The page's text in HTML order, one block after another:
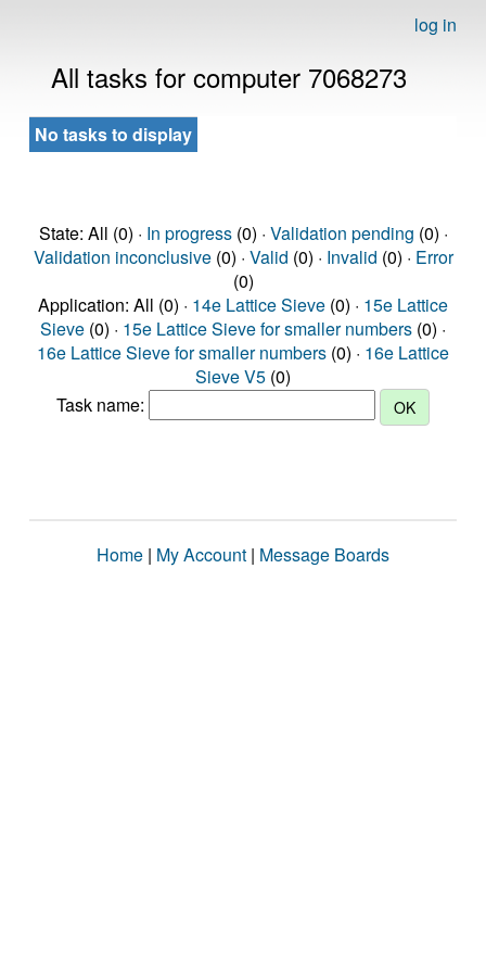
log in
All tasks for computer 7068273
No tasks to display
State: All (0) · In progress(0) · Validation pending (0) ·
Validation inconclusive(0) · Valid (0) · Invalid (0) · Error
(0)
Application: All (0) · 14e Lattice Sieve (0) · 15e Lattice
Sieve (0) · 15e Lattice Sieve for smaller numbers (0) ·
16e Lattice Sieve for smaller numbers (0) · 16e Lattice
Sieve V5 (0)
Task name:
Home | My Account | Message Boards